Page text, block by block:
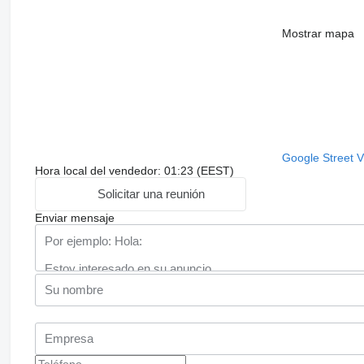
Mostrar mapa
Google Street
Hora local del vendedor: 01:23 (EEST)
Solicitar una reunión
Enviar mensaje